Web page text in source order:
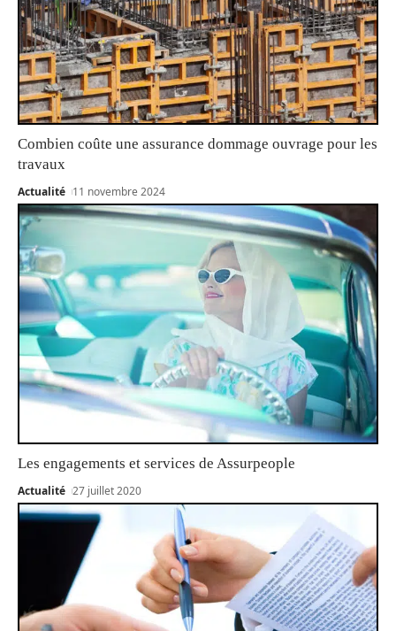
Combien coûte une assurance dommage ouvrage pour les
travaux
Actualité 11 novembre 2024
Les engagements et services de Assurpeople
Actualité 27 juillet 2020